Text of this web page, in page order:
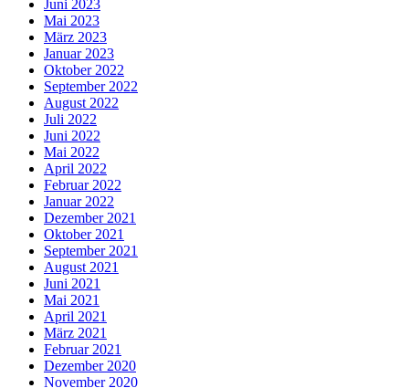
Juni 2023
Mai 2023
März 2023
Januar 2023
Oktober 2022
September 2022
August 2022
Juli 2022
Juni 2022
Mai 2022
April 2022
Februar 2022
Januar 2022
Dezember 2021
Oktober 2021
September 2021
August 2021
Juni 2021
Mai 2021
April 2021
März 2021
Februar 2021
Dezember 2020
November 2020